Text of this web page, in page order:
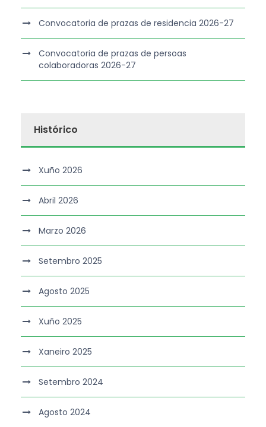
Convocatoria de prazas de residencia 2026-27
Convocatoria de prazas de persoas
colaboradoras 2026-27
Histórico
Xuño 2026
Abril 2026
Marzo 2026
Setembro 2025
Agosto 2025
Xuño 2025
Xaneiro 2025
Setembro 2024
Agosto 2024